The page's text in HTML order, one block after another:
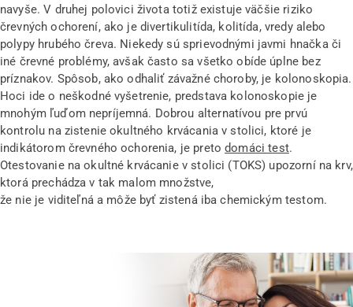
navyše. V druhej polovici života totiž existuje väčšie riziko
črevných ochorení, ako je divertikulitída, kolitída, vredy alebo
polypy hrubého čreva. Niekedy sú sprievodnými javmi hnačka či
iné črevné problémy, avšak často sa všetko obíde úplne bez
príznakov. Spôsob, ako odhaliť závažné choroby, je kolonoskopia.
Hoci ide o neškodné vyšetrenie, predstava kolonoskopie je
mnohým ľuďom nepríjemná. Dobrou alternatívou pre prvú
kontrolu na zistenie okultného krvácania v stolici, ktoré je
indikátorom črevného ochorenia, je pretodomáci test.
Otestovanie na okultné krvácanie v stolici (TOKS) upozorní na krv,
ktorá prechádza v tak malom množstve,
že nie je viditeľná a môže byť zistená iba chemickým testom.